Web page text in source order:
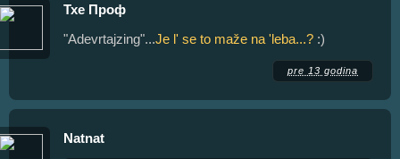
Тхе Проф
"Adevrtajzing"...Je l' se to maže na 'leba...? :)
pre 13 godina
Natnat